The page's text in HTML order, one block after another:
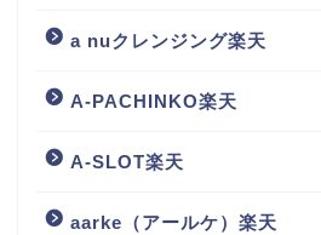
a nuクレンジング楽天
A-PACHINKO楽天
A-SLOT楽天
aarke（アールケ）楽天